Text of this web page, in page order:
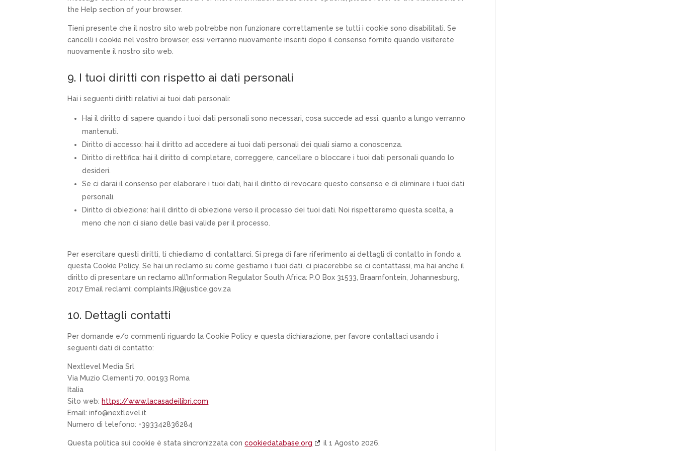
the Help section of your browser.
Tieni presente che il nostro sito web potrebbe non funzionare correttamente se tutti i cookie sono disabilitati. Se
cancelli i cookie nel vostro browser, essi verranno nuovamente inseriti dopo il consenso fornito quando visiterete
nuovamente il nostro sito web.
9. I tuoi diritti con rispetto ai dati personali
Hai i seguenti diritti relativi ai tuoi dati personali:
Hai il diritto di sapere quando i tuoi dati personali sono necessari, cosa succede ad essi, quanto a lungo verranno
mantenuti.
Diritto di accesso: hai il diritto ad accedere ai tuoi dati personali dei quali siamo a conoscenza.
Diritto di rettifica: hai il diritto di completare, correggere, cancellare o bloccare i tuoi dati personali quando lo
desideri.
Se ci darai il consenso per elaborare i tuoi dati, hai il diritto di revocare questo consenso e di eliminare i tuoi dati
personali.
Diritto di obiezione: hai il diritto di obiezione verso il processo dei tuoi dati. Noi rispetteremo questa scelta, a
meno che non ci siano delle basi valide per il processo.
Per esercitare questi diritti, ti chiediamo di contattarci. Si prega di fare riferimento ai dettagli di contatto in fondo a
questa Cookie Policy. Se hai un reclamo su come gestiamo i tuoi dati, ci piacerebbe se ci contattassi, ma hai anche il
diritto di presentare un reclamo all’Information Regulator South Africa: P.O Box 31533, Braamfontein, Johannesburg,
2017 Email reclami: complaints.IR@justice.gov.za
10. Dettagli contatti
Per domande e/o commenti riguardo la Cookie Policy e questa dichiarazione, per favore contattaci usando i
seguenti dati di contatto:
Nextlevel Media Srl
Via Muzio Clementi 70, 00193 Roma
Italia
Sito web: https://www.lacasadeilibri.com
Email:info@nextlevel.it
Numero di telefono: +393342836284
Questa politica sui cookie è stata sincronizzata concookiedatabase.org il 1 Agosto 2026.